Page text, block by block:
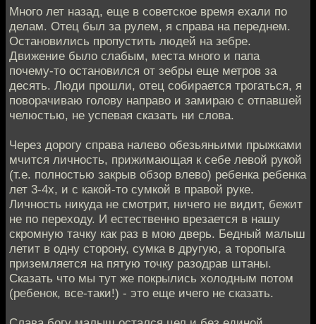
Много лет назад, еще в советское время ехали по
делам. Отец был за рулем, я справа на переднем.
Остановились пропустить людей на зебре.
Движение было слабым, места много и папа
почему-то остановился от зебры еще метров за
десять. Люди прошли, отец собирается трогаться, я
поворачиваю голову направо и замираю c отпавшей
челюстью, не успевая сказать ни слова.
Через дорогу справа налево обезьяньими прыжками
мчится личность, прижимающая к себе левой рукой
(т.е. полностью закрыв обзор влево) ребенка ребенка
лет 3-4х, и с какой-то сумкой в правой руке.
Личность никуда не смотрит, ничего не видит, бежит
не по переходу. И естественно врезается в нашу
скромную тачку как раз в мою дверь. Бедный малыш
летит в одну сторону, сумка в другую, а торопыга
приземляется на пятую точку разодрав штаны.
Сказать что мы тут же покрылись холодным потом
(ребенок, все-таки!) - это еще ичего не сказать.